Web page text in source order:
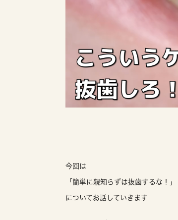
今回は
「簡単に親知らずは抜歯するな！」
についてお話していきます